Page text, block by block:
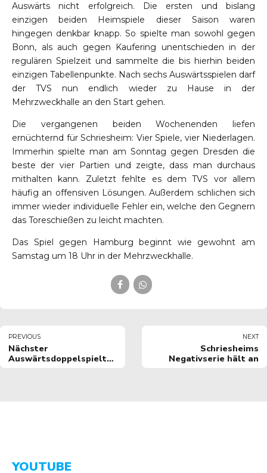
Auswärts nicht erfolgreich. Die ersten und bislang
einzigen beiden Heimspiele dieser Saison waren
hingegen denkbar knapp. So spielte man sowohl gegen
Bonn, als auch gegen Kaufering unentschieden in der
regulären Spielzeit und sammelte die bis hierhin beiden
einzigen Tabellenpunkte. Nach sechs Auswärtsspielen darf
der TVS nun endlich wieder zu Hause in der
Mehrzweckhalle an den Start gehen.
Die vergangenen beiden Wochenenden liefen
ernüchternd für Schriesheim: Vier Spiele, vier Niederlagen.
Immerhin spielte man am Sonntag gegen Dresden die
beste der vier Partien und zeigte, dass man durchaus
mithalten kann. Zuletzt fehlte es dem TVS vor allem
häufig an offensiven Lösungen. Außerdem schlichen sich
immer wieder individuelle Fehler ein, welche den Gegnern
das Toreschießen zu leicht machten.
Das Spiel gegen Hamburg beginnt wie gewohnt am
Samstag um 18 Uhr in der Mehrzweckhalle.
PREVIOUS
Nächster
Auswärtsdoppelspieltag
NEXT
Schriesheims
Negativserie hält an
YOUTUBE